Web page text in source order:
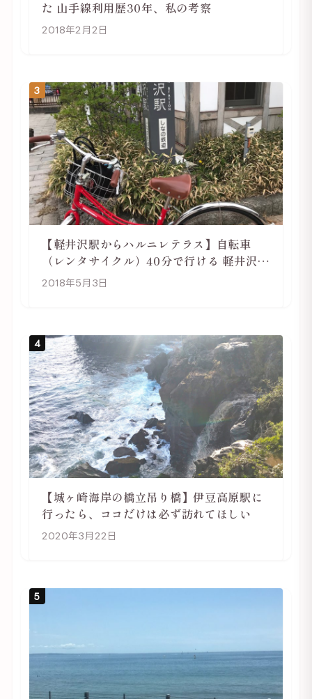
た 山手線利用歴30年、私の考察
2018年2月2日
3
【軽井沢駅からハルニレテラス】自転車
（レンタサイクル）40分で行ける 軽井沢旅
行は自転車利用がおススメ
2018年5月3日
4
【城ヶ崎海岸の橋立吊り橋】伊豆高原駅に
行ったら、ココだけは必ず訪れてほしい
2020年3月22日
5